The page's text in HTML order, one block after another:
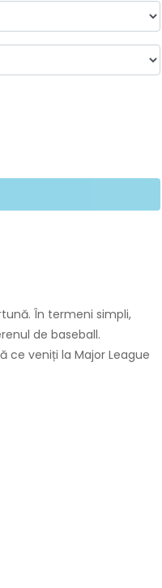
În termeni simpli,
de baseball.
ce veniți la Major League